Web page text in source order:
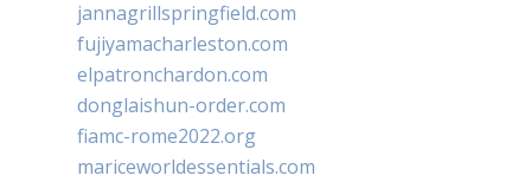
jannagrillspringfield.com
fujiyamacharleston.com
elpatronchardon.com
donglaishun-order.com
fiamc-rome2022.org
mariceworldessentials.com